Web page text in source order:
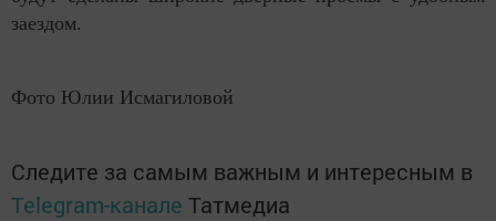
заездом.
Фото Юлии Исмагиловой
Следите за самым важным и интересным в
Telegram-канале Татмедиа